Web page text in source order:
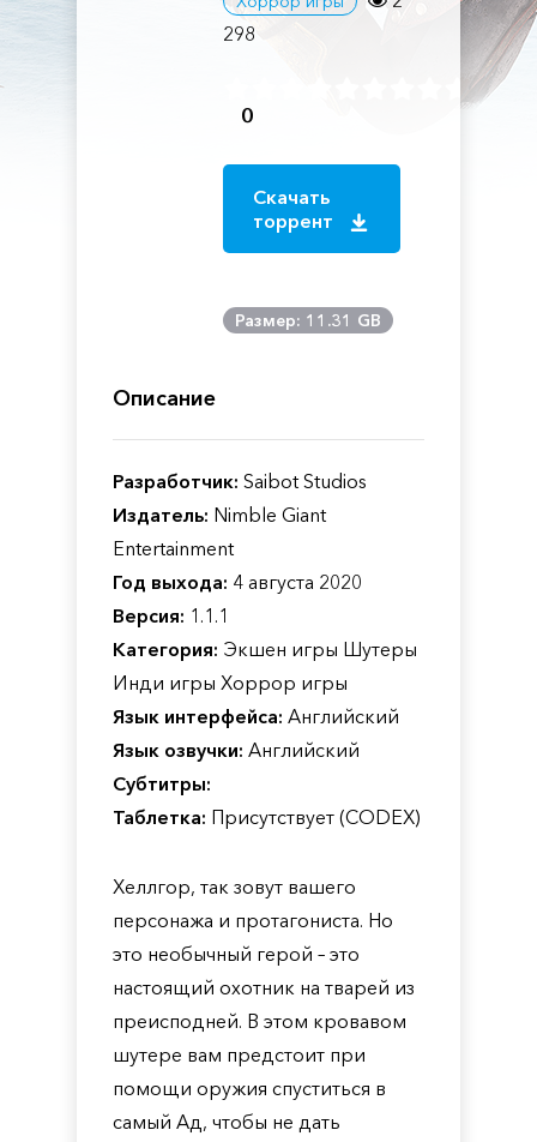
298
0
Скачать
торрент
Размер: 11.31 GB
Описание
Разработчик: Saibot Studios
Издатель: Nimble Giant
Entertainment
Год выхода: 4 августа 2020
Версия: 1.1.1
Категория: Экшен игры Шутеры
Инди игры Хоррор игры
Язык интерфейса: Английский
Язык озвучки: Английский
Субтитры:
Таблетка: Присутствует (CODEX)
Хеллгор, так зовут вашего
персонажа и протагониста. Но
это необычный герой – это
настоящий охотник на тварей из
преисподней. В этом кровавом
шутере вам предстоит при
помощи оружия спуститься в
самый Ад, чтобы не дать